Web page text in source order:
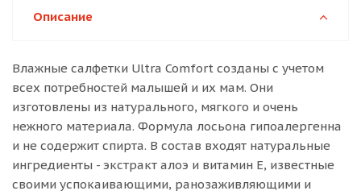
Описание
Влажные салфетки Ultra Comfort созданы с учетом
всех потребностей малышей и их мам. Они
изготовлены из натурального, мягкого и очень
нежного материала. Формула лосьона гипоалергенна
и не содержит спирта. В состав входят натуральные
ингредиенты - экстракт алоэ и витамин Е, известные
своими успокаивающими, ранозаживляющими и